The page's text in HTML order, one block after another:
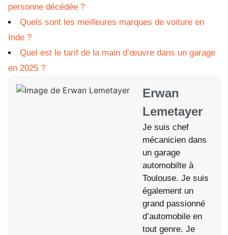
personne décédée ?
Quels sont les meilleures marques de voiture en
Inde ?
Quel est le tarif de la main d’œuvre dans un garage
en 2025 ?
Erwan
Lemetayer
Je suis chef
mécanicien dans
un garage
automobilte à
Toulouse. Je suis
également un
grand passionné
d’automobile en
tout genre. Je